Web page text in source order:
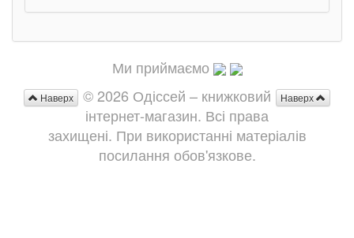
Ми приймаємо
Наверх
Наверх
© 2026 Одіссей – книжковий
інтернет-магазин. Всі права
захищені. При використанні матеріалів
посилання обов'язкове.